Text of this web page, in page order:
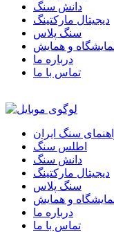
دانش سنگ
دیجیتال مارکتینگ
سنگ پلاس
و همایش
درباره ما
تماس با ما
سنگ ایران
اطلس سنگ
دانش سنگ
دیجیتال مارکتینگ
سنگ پلاس
و همایش
درباره ما
تماس با ما